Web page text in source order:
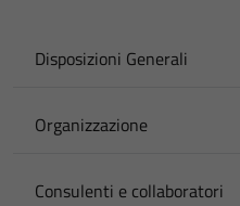
Disposizioni Generali
Organizzazione
Consulenti e collaboratori